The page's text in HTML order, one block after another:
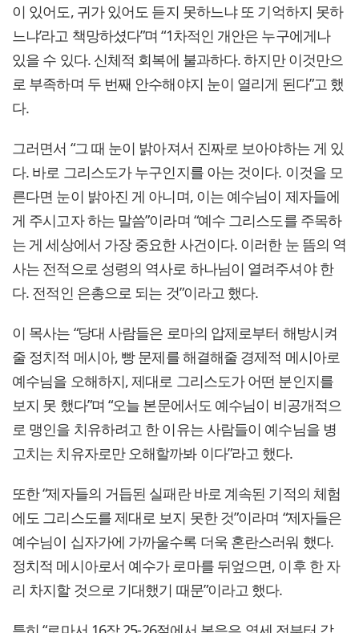
이 있어도, 귀가 있어도 듣지 못하느냐 또 기억하지 못하
느냐’라고 책망하셨다”며 “1차적인 개안은 누구에게나
있을 수 있다. 신체적 회복에 불과하다. 하지만 이것만으
로 부족하며 두 번째 안수해야지 눈이 열리게 된다”고 했
다.
그러면서 “그 때 눈이 밝아져서 진짜로 보아야하는 게 있
다. 바로 그리스도가 누구인지를 아는 것이다. 이것을 모
른다면 눈이 밝아진 게 아니며, 이는 예수님이 제자들에
게 주시고자 하는 말씀”이라며 “예수 그리스도를 주목하
는 게 세상에서 가장 중요한 사건이다. 이러한 눈 뜸의 역
사는 전적으로 성령의 역사로 하나님이 열려주셔야 한
다. 전적인 은총으로 되는 것”이라고 했다.
이 목사는 “당대 사람들은 로마의 압제로부터 해방시켜
줄 정치적 메시아, 빵 문제를 해결해줄 경제적 메시아로
예수님을 오해하지, 제대로 그리스도가 어떤 분인지를
보지 못 했다”며 “오늘 본문에서도 예수님이 비공개적으
로 맹인을 치유하려고 한 이유는 사람들이 예수님을 병
고치는 치유자로만 오해할까봐 이다”라고 했다.
또한 “제자들의 거듭된 실패란 바로 계속된 기적의 체험
에도 그리스도를 제대로 보지 못한 것”이라며 “제자들은
예수님이 십자가에 가까울수록 더욱 혼란스러워 했다.
정치적 메시아로서 예수가 로마를 뒤엎으면, 이후 한 자
리 차지할 것으로 기대했기 때문”이라고 했다.